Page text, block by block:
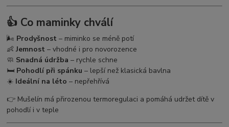
👍 Co maminky chválí
🌬️ Prodyšnost – miminko se méně potí
👶Jemnost – vhodné i pro novorozence
🧼 Snadná údržba – rychle schne
🛏️ Pohodlí při spánku – lepší než klasická bavlna
☀️ Ideální na léto – nepřehřívá
👉 Mušelín má přirozenou termoregulaci a pomáhá udržet dítě v
pohodlí i v teple